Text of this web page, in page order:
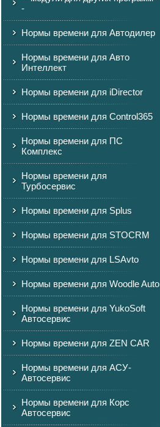
-
Нормы времени для Автодилер
Нормы времени для Авто
Интеллект
Нормы времени для iDirector
Нормы времени для Control365
Нормы времени для ПС
Комплекс
Нормы времени для
Турбосервис
Нормы времени для Splus
Нормы времени для STOCRM
Нормы времени для LSAvto
Нормы времени для Woodle Auto
Нормы времени для YukoSoft
Автосервис
Нормы времени для ZEN CAR
Нормы времени для АСУ-
Автосервис
Нормы времени для Корс
Автосервис